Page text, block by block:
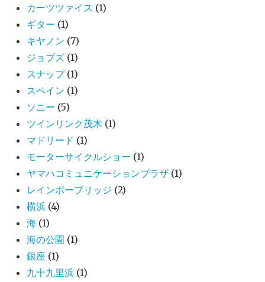
カーツツァイス (1)
ギター (1)
キヤノン (7)
ジョブズ (1)
スナップ (1)
スペイン (1)
ソニー (5)
ツインリンク茂木 (1)
マドリード (1)
モーターサイクルショー (1)
ヤマハコミュニケーションプラザ (1)
レインボーブリッジ (2)
横浜 (4)
海 (1)
海の公園 (1)
銀座 (1)
九十九里浜 (1)